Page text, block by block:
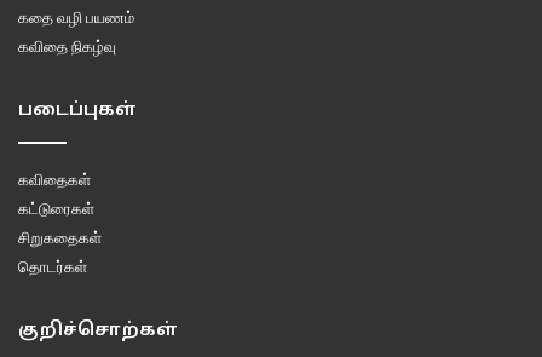
கதை வழி பயணம்
கவிதை நிகழ்வு
படைப்புகள்
கவிதைகள்
கட்டுரைகள்
சிறுகதைகள்
தொடர்கள்
குறிச்சொற்கள்